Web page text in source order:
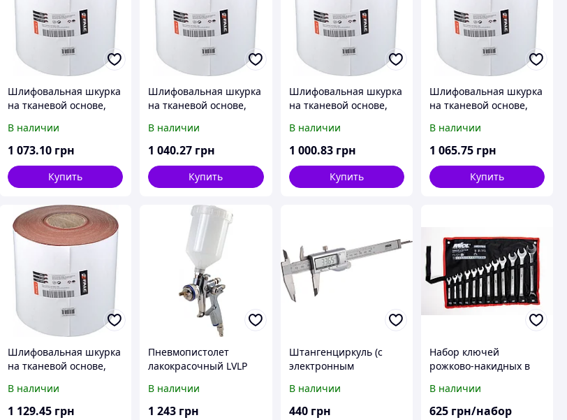
Шлифовальная шкурка
на тканевой основе,
В наличии
1 073.10 грн
Купить
Шлифовальная шкурка
на тканевой основе,
В наличии
1 040.27 грн
Купить
Шлифовальная шкурка
на тканевой основе,
В наличии
1 000.83 грн
Купить
Шлифовальная шкурка
на тканевой основе,
В наличии
1 065.75 грн
Купить
Шлифовальная шкурка
на тканевой основе,
В наличии
1 129.45 грн
Пневмопистолет
лакокрасочный LVLP
Hephäst 362107
В наличии
1 243 грн
Штангенциркуль (с
электронным
корпус ) MIOL 15-241
В наличии
440 грн
Набор ключей
рожково-накидных в
MIOL 51-714
В наличии
625 грн/набор